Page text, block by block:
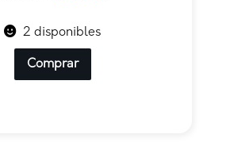
2 disponibles
Comprar